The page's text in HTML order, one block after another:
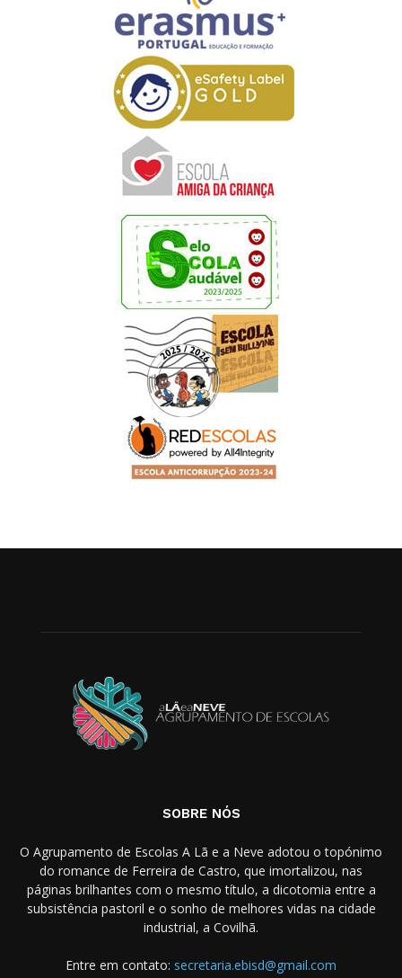
SOBRE NÓS
O Agrupamento de Escolas A Lã e a Neve adotou o topónimo
do romance de Ferreira de Castro, que imortalizou, nas
páginas brilhantes com o mesmo título, a dicotomia entre a
subsistência pastoril e o sonho de melhores vidas na cidade
industrial, a Covilhã.
Entre em contato: secretaria.ebisd@gmail.com